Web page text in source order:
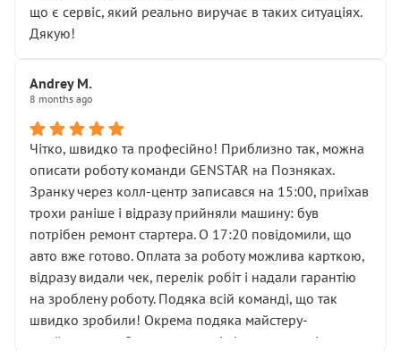
мені заявили, що бачок гальмівної рідини потрібно
міняти разом із головним гальмівним циліндром у
Для людини, яка хоча б трохи розуміється на техніці,
це звучить як мінімум непрофесійно, а як максимум —
спроба продати дорогий вузол замість елементарних
ущільнювачів.
Що прикро — це не перший мій візит. Раніше міняв у
вас стартер, і тоді сервіс наче справив хороше
враження. Але згодом знайшов декілька гайок під
лобовим склом. Мені пояснили, що це “старі гайки, які
відкручували”, і попросили не хвилюватися. ( надіюсь
новий власник, не застяг в полі))
Але після нинішнього візиту такі дрібниці вже не
здаються дрібницями.
Я — клієнт, який працює на довірі, і саме її цей сервіс
що є сервіс, який реально виручає в таких ситуаціях.
Дякую!
Andrey M.
8 months ago
Чітко, швидко та професійно! Приблизно так, можна
описати роботу команди GENSTAR на Позняках.
Зранку через колл-центр записався на 15:00, приїхав
трохи раніше і відразу прийняли машину: був
потрібен ремонт стартера. О 17:20 повідомили, що
авто вже готово. Оплата за роботу можлива карткою,
відразу видали чек, перелік робіт і надали гарантію
на зроблену роботу. Подяка всій команді, що так
швидко зробили! Окрема подяка майстеру-
приймальнику Олександру: всі чітко та по суті.